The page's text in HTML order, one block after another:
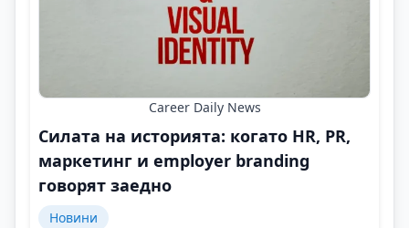
Career Daily News
Силата на историята: когато HR, PR,
маркетинг и employer branding
говорят заедно
Новини